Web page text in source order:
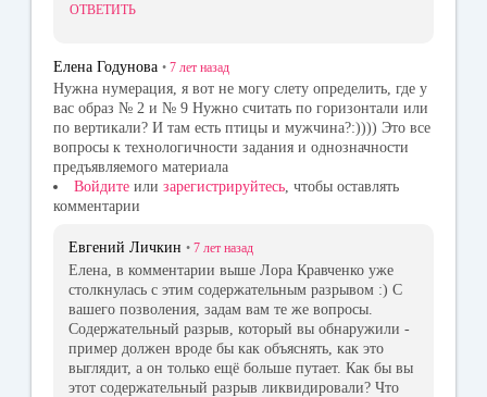
ОТВЕТИТЬ
Елена Годунова • 7 лет назад
Нужна нумерация, я вот не могу слету определить, где у
вас образ № 2 и № 9 Нужно считать по горизонтали или
по вертикали? И там есть птицы и мужчина?:)))) Это все
вопросы к технологичности задания и однозначности
предъявляемого материала
Войдите или зарегистрируйтесь, чтобы оставлять
комментарии
Евгений Личкин • 7 лет назад
Елена, в комментарии выше Лора Кравченко уже
столкнулась с этим содержательным разрывом :) С
вашего позволения, задам вам те же вопросы.
Содержательный разрыв, который вы обнаружили -
пример должен вроде бы как объяснять, как это
выглядит, а он только ещё больше путает. Как бы вы
этот содержательный разрыв ликвидировали? Что